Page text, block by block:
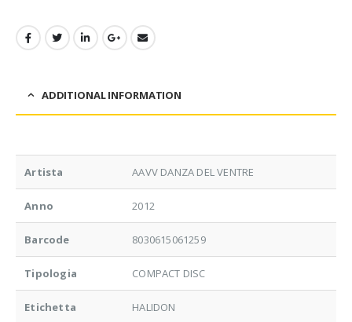
ADDITIONAL INFORMATION
Artista AAVV DANZA DEL VENTRE
Anno 2012
Barcode 8030615061259
Tipologia COMPACT DISC
Etichetta HALIDON